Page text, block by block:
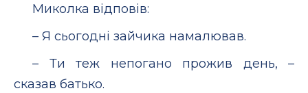
Миколка відповів:
– Я сьогодні зайчика намалював.
– Ти теж непогано прожив день, –
сказав батько.